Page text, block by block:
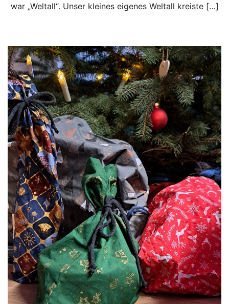
war „Weltall“. Unser kleines eigenes Weltall kreiste […]